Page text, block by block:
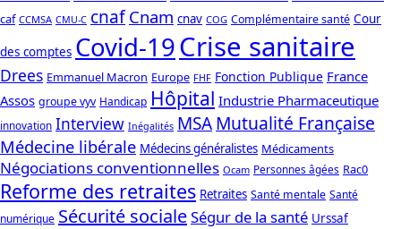
caf CCMSA CMU-C cnaf Cnam cnav COG Complémentaire santé Cour
des comptes Covid-19Crise sanitaire
Drees Emmanuel Macron Europe FHF Fonction Publique France
Assos groupe vyv Handicap Hôpital Industrie Pharmaceutique
innovation Interview Inégalités MSAMutualité Française
Médecine libérale Médecins généralistes Médicaments
Négociations conventionnelles Ocam Personnes âgées Rac0
Reforme des retraites Retraites Santé mentale Santé
numérique Sécurité socialeSégur de la santé Urssaf